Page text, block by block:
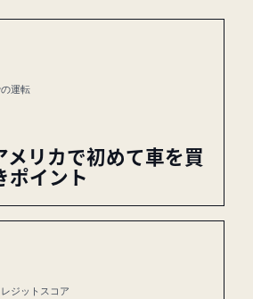
運転
メリカで初めて車を買
ポイント
ジットスコア